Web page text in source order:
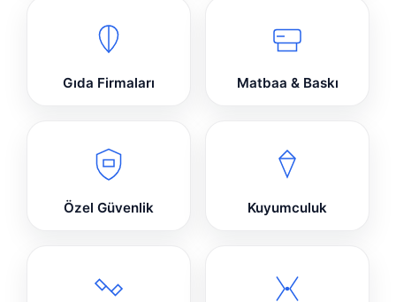
Gıda Firmaları Matbaa & Baskı
Özel Güvenlik Kuyumculuk